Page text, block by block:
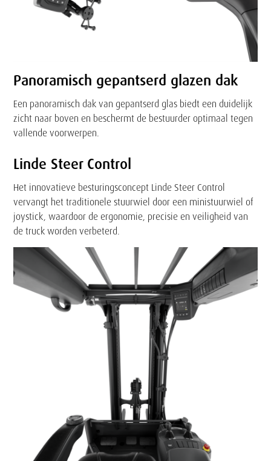
Panoramisch gepantserd glazen dak
Een panoramisch dak van gepantserd glas biedt een duidelijk
zicht naar boven en beschermt de bestuurder optimaal tegen
vallende voorwerpen.
Linde Steer Control
Het innovatieve besturingsconcept Linde Steer Control
vervangt het traditionele stuurwiel door een ministuurwiel of
joystick, waardoor de ergonomie, precisie en veiligheid van
de truck worden verbeterd.